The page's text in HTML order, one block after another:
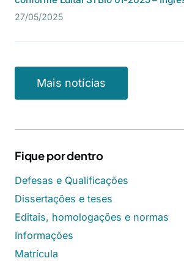
27/05/2025
Mais notícias
Fique por dentro
Defesas e Qualificações
Dissertações e teses
Editais, homologações e normas
Informações
Matrícula